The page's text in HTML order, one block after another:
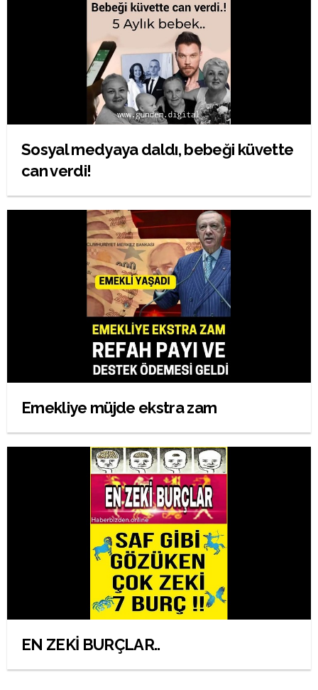
Sosyal medyaya daldı, bebeği küvette
can verdi!
Emekliye müjde ekstra zam
EN ZEKİ BURÇLAR..